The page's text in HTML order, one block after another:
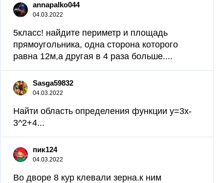
annapalko044
04.03.2022
5класс! найдите периметр и площадь
прямоугольника, одна сторона которого
равна 12м,а другая в 4 раза больше....
Sasga59832
04.03.2022
Найти область определения функции y=3x-
3^2+4...
пик124
04.03.2022
Во дворе 8 кур клевали зерна.к ним